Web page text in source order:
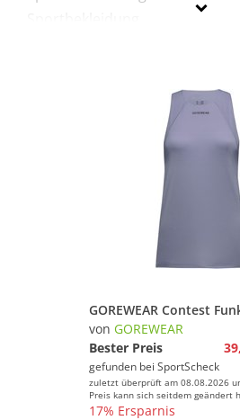
von GOREWEAR
Bester Preis
gefunden bei SportScheck
zuletzt überprüft am 08.08.2026
Preis kann sich seitdem geändert
17% Ersparnis